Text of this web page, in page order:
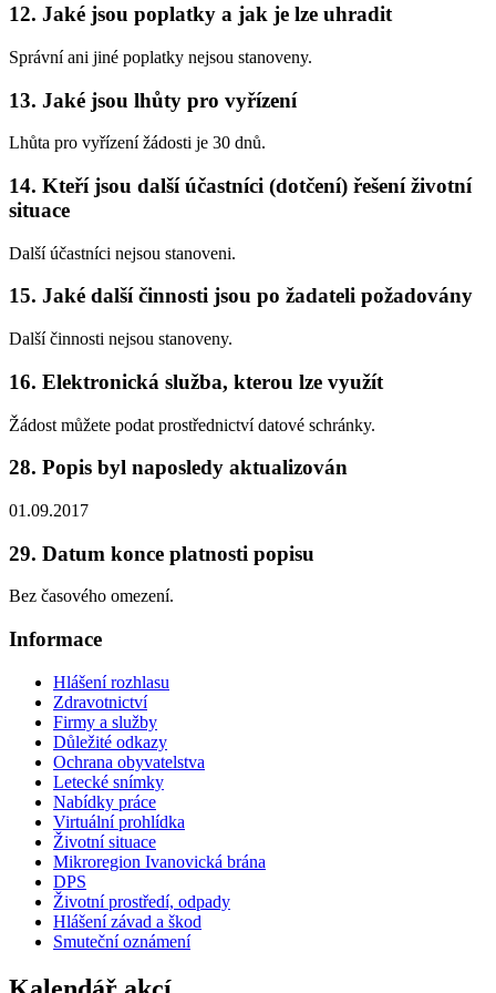
12. Jaké jsou poplatky a jak je lze uhradit
Správní ani jiné poplatky nejsou stanoveny.
13. Jaké jsou lhůty pro vyřízení
Lhůta pro vyřízení žádosti je 30 dnů.
14. Kteří jsou další účastníci (dotčení) řešení životní
situace
Další účastníci nejsou stanoveni.
15. Jaké další činnosti jsou po žadateli požadovány
Další činnosti nejsou stanoveny.
16. Elektronická služba, kterou lze využít
Žádost můžete podat prostřednictví datové schránky.
28. Popis byl naposledy aktualizován
01.09.2017
29. Datum konce platnosti popisu
Bez časového omezení.
Informace
Hlášení rozhlasu
Zdravotnictví
Firmy a služby
Důležité odkazy
Ochrana obyvatelstva
Letecké snímky
Nabídky práce
Virtuální prohlídka
Životní situace
Mikroregion Ivanovická brána
DPS
Životní prostředí, odpady
Hlášení závad a škod
Smuteční oznámení